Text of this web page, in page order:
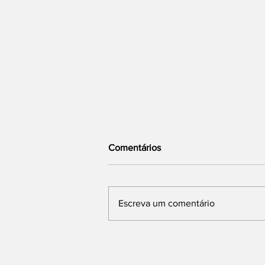
Comentários
Escreva um comentário